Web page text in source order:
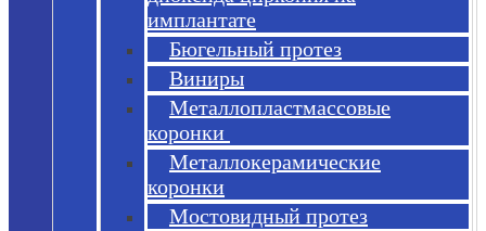
имплантате
Бюгельный протез
Виниры
Металлопластмассовые
коронки
Металлокерамические
коронки
Мостовидный протез